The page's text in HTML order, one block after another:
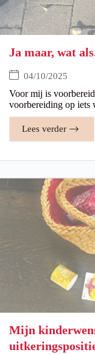
Ja maar, wat
04/10/2025
Voor mij is
voorbereiding op
Lees verder
Mijn